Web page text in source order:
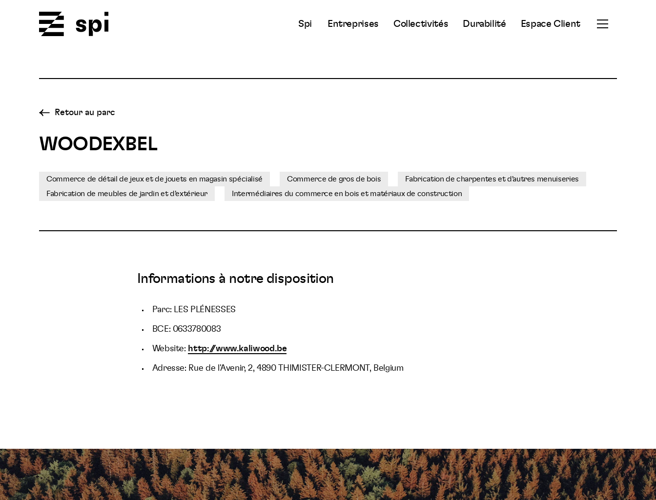
Spi Entreprises Collectivités Durabilité Espace Client
Ouvrir
Retour au parc
WOODEXBEL
Commerce de détail de jeux et de jouets en magasin spécialisé Commerce de gros de bois
Fabrication de charpentes et d'autres menuiseries
Fabrication de meubles de jardin et d'extérieur
Intermédiaires du commerce en bois et matériaux de construction
Informations à notre disposition
Parc: LES PLÉNESSES
BCE: 0633780083
Website: http://www.kaliwood.be
Adresse: Rue de l'Avenir, 2, 4890 THIMISTER-CLERMONT, Belgium